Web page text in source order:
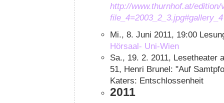
http://www.thurnhof.at/
file_4=2003_2_3.jpg#gallery_4
Mi., 8. Juni 2011, 19:00
Hörsaal- Uni-Wien
Sa., 19. 2. 2011, Lesetheater
51, Henri Brunel: "Auf
Katers: Entschlossenheit
2011